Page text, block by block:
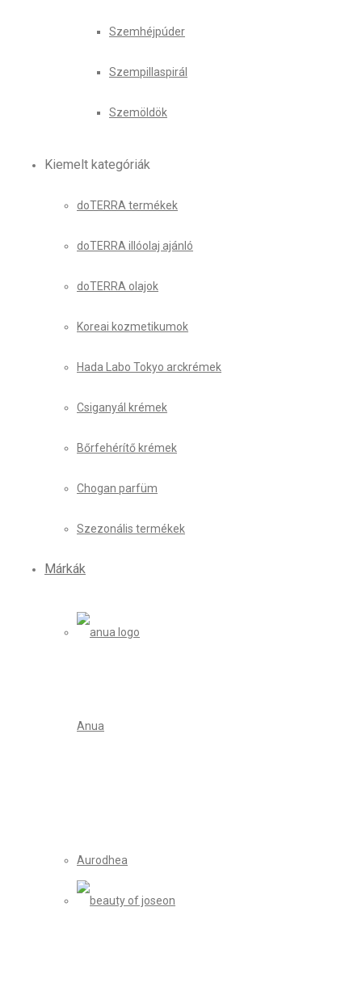
Szemhéjpúder
Szempillaspirál
Szemöldök
Kiemelt kategóriák
doTERRA termékek
doTERRA illóolaj ajánló
doTERRA olajok
Koreai kozmetikumok
Hada Labo Tokyo arckrémek
Csiganyál krémek
Bőrfehérítő krémek
Chogan parfüm
Szezonális termékek
Márkák
Anua
Aurodhea